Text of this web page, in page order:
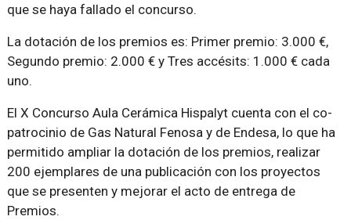
que se haya fallado el concurso.
La dotación de los premios es: Primer premio: 3.000 €,
Segundo premio: 2.000 € y Tres accésits: 1.000 € cada
uno.
El X Concurso Aula Cerámica Hispalyt cuenta con el co-
patrocinio de Gas Natural Fenosa y de Endesa, lo que ha
permitido ampliar la dotación de los premios, realizar
200 ejemplares de una publicación con los proyectos
que se presenten y mejorar el acto de entrega de
Premios.